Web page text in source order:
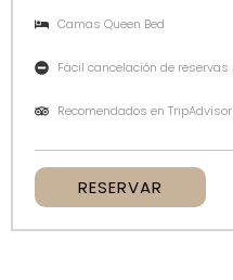
Camas Queen Bed
Fácil cancelación de reservas
Recomendados en TripAdvisor
RESERVAR